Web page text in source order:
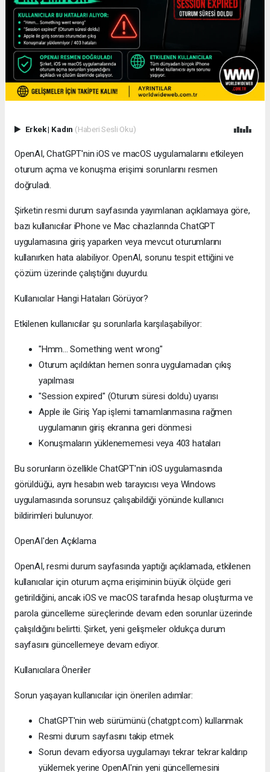
Erkek| Kadın (Haberi Sesli Oku)
OpenAI, ChatGPT'nin iOS ve macOS uygulamalarını etkileyen
oturum açma ve konuşma erişimi sorunlarını resmen
doğruladı.
Şirketin resmi durum sayfasında yayımlanan açıklamaya göre,
bazı kullanıcılar iPhone ve Mac cihazlarında ChatGPT
uygulamasına giriş yaparken veya mevcut oturumlarını
kullanırken hata alabiliyor. OpenAI, sorunu tespit ettiğini ve
çözüm üzerinde çalıştığını duyurdu.
Kullanıcılar Hangi Hataları Görüyor?
Etkilenen kullanıcılar şu sorunlarla karşılaşabiliyor:
"Hmm... Something went wrong"
Oturum açıldıktan hemen sonra uygulamadan çıkış
yapılması
"Session expired" (Oturum süresi doldu) uyarısı
Apple ile Giriş Yap işlemi tamamlanmasına rağmen
uygulamanın giriş ekranına geri dönmesi
Konuşmaların yüklenememesi veya 403 hataları
Bu sorunların özellikle ChatGPT'nin iOS uygulamasında
görüldüğü, aynı hesabın web tarayıcısı veya Windows
uygulamasında sorunsuz çalışabildiği yönünde kullanıcı
bildirimleri bulunuyor.
OpenAI'den Açıklama
OpenAI, resmi durum sayfasında yaptığı açıklamada, etkilenen
kullanıcılar için oturum açma erişiminin büyük ölçüde geri
getirildiğini, ancak iOS ve macOS tarafında hesap oluşturma ve
parola güncelleme süreçlerinde devam eden sorunlar üzerinde
çalışıldığını belirtti. Şirket, yeni gelişmeler oldukça durum
sayfasını güncellemeye devam ediyor.
Kullanıcılara Öneriler
Sorun yaşayan kullanıcılar için önerilen adımlar:
ChatGPT'nin web sürümünü (chatgpt.com) kullanmak
Resmi durum sayfasını takip etmek
Sorun devam ediyorsa uygulamayı tekrar tekrar kaldırıp
yüklemek yerine OpenAI'nin yeni güncellemesini